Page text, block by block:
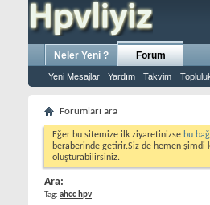
Neler Yeni ? Forum
Yeni Mesajlar Yardım Takvim
Forumları ara
Eğer bu sitemize ilk ziyaretinizse bu
beraberinde getirir.Siz de hemen şimdi
oluşturabilirsiniz.
Ara:
Tag: ahcc hpv